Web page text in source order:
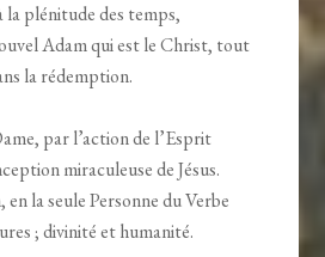
la plénitude des temps,
Adam qui est le Christ, tout
la rédemption.
par l’action de l’Esprit
miraculeuse de Jésus.
en la seule Personne du Verbe
; divinité et humanité.